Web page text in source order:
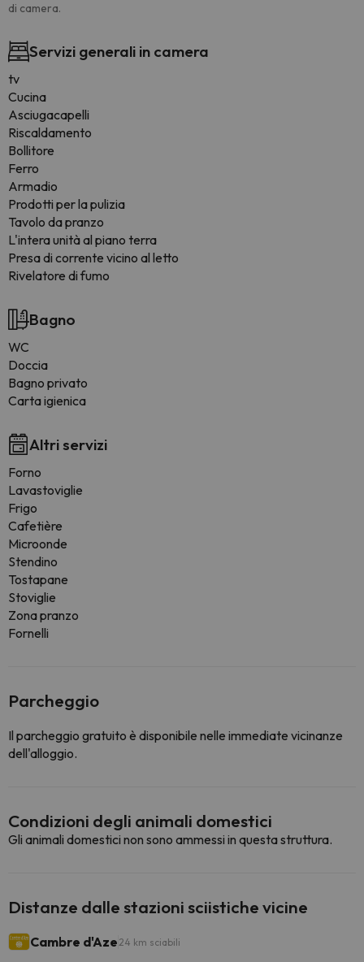
di camera.
Servizi generali in camera
tv
Cucina
Asciugacapelli
Riscaldamento
Bollitore
Ferro
Armadio
Prodotti per la pulizia
Tavolo da pranzo
L'intera unità al piano terra
Presa di corrente vicino al letto
Rivelatore di fumo
Bagno
WC
Doccia
Bagno privato
Carta igienica
Altri servizi
Forno
Lavastoviglie
Frigo
Cafetière
Microonde
Stendino
Tostapane
Stoviglie
Zona pranzo
Fornelli
Parcheggio
Il parcheggio gratuito è disponibile nelle immediate vicinanze
dell'alloggio.
Condizioni degli animali domestici
Gli animali domestici non sono ammessi in questa struttura.
Distanze dalle stazioni sciistiche vicine
Cambre d'Aze 24 km sciabili